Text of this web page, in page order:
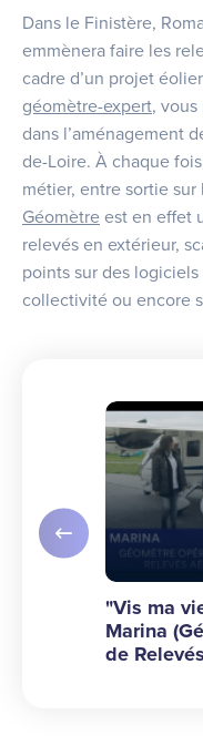
Dans le Finistère,
emmènera faire les
cadre d’un projet
géomètre-expert,
dans l’aménagement
de-Loire. À chaque
métier, entre sortie
Géomètre est en effet
relevés en extérieur,
points sur des
collectivité ou encore
Slide précédente
"Vis ma
"Vis ma
Marina
de